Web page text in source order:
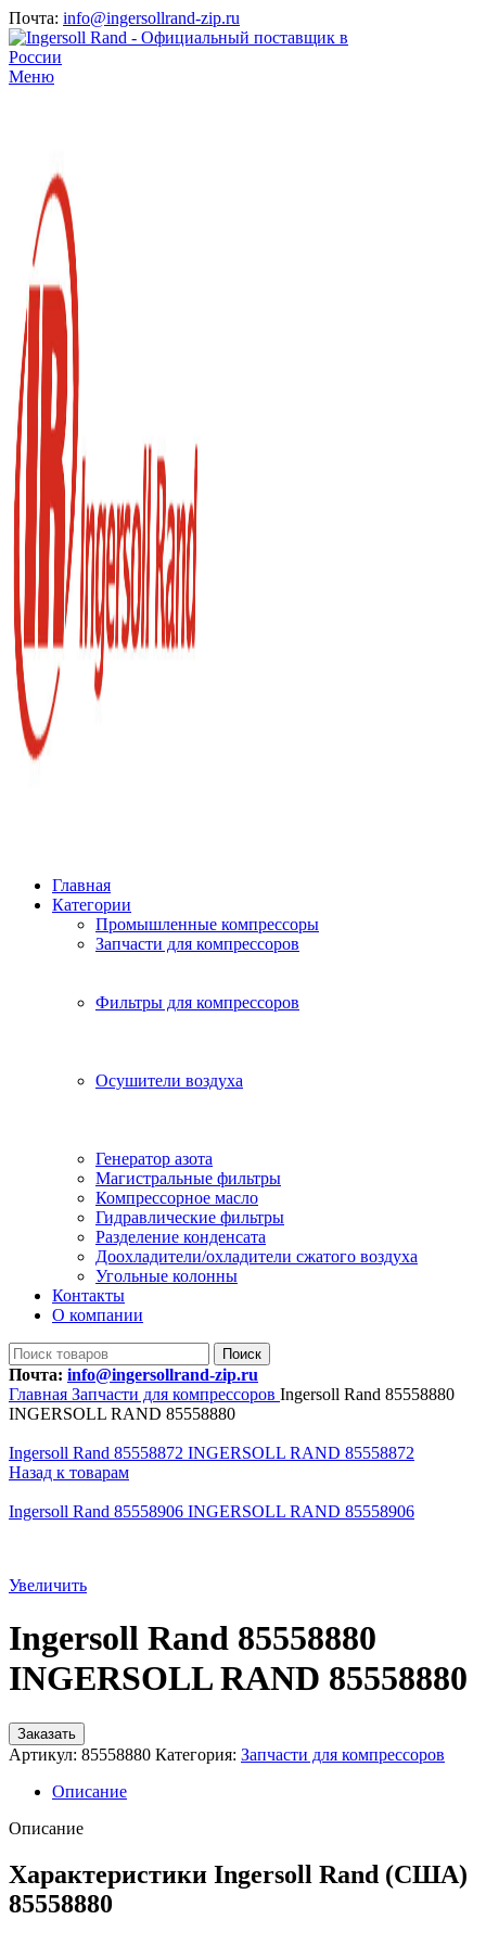
Почта: info@ingersollrand-zip.ru
Меню
Главная
Категории
Промышленные компрессоры
Запчасти для компрессоров
Фильтры для компрессоров
Осушители воздуха
Генератор азота
Магистральные фильтры
Компрессорное масло
Гидравлические фильтры
Разделение конденсата
Доохладители/охладители сжатого воздуха
Угольные колонны
Контакты
О компании
Поиск
Почта: info@ingersollrand-zip.ru
Главная Запчасти для компрессоров Ingersoll Rand 85558880
INGERSOLL RAND 85558880
Ingersoll Rand 85558872 INGERSOLL RAND 85558872
Назад к товарам
Ingersoll Rand 85558906 INGERSOLL RAND 85558906
Увеличить
Ingersoll Rand 85558880
INGERSOLL RAND 85558880
Заказать
Артикул: 85558880 Категория: Запчасти для компрессоров
Описание
Описание
Характеристики Ingersoll Rand (США)
85558880